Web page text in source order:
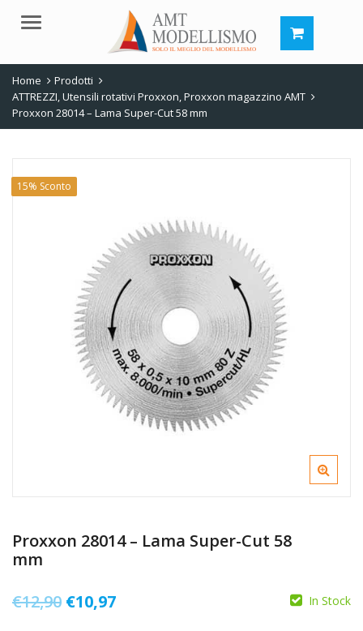
Menu
Home
Prodotti
ATTREZZI,Utensili rotativi Proxxon,Proxxon magazzino AMT
Proxxon 28014 – Lama Super-Cut 58 mm
15% Sconto
Proxxon 28014 – Lama Super-Cut 58
mm
€12,90 Il
€10,97Il
In Stock